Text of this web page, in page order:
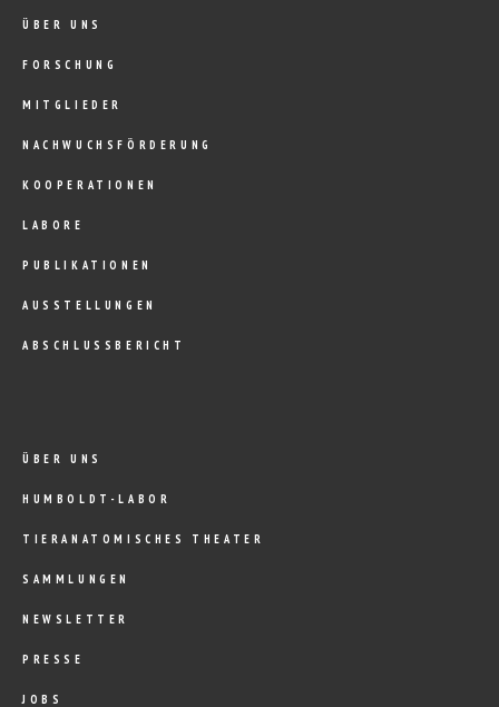
ÜBER UNS
FORSCHUNG
MITGLIEDER
NACHWUCHSFÖRDERUNG
KOOPERATIONEN
LABORE
PUBLIKATIONEN
AUSSTELLUNGEN
ABSCHLUSSBERICHT
ÜBER UNS
HUMBOLDT-LABOR
TIERANATOMISCHES THEATER
SAMMLUNGEN
NEWSLETTER
PRESSE
JOBS